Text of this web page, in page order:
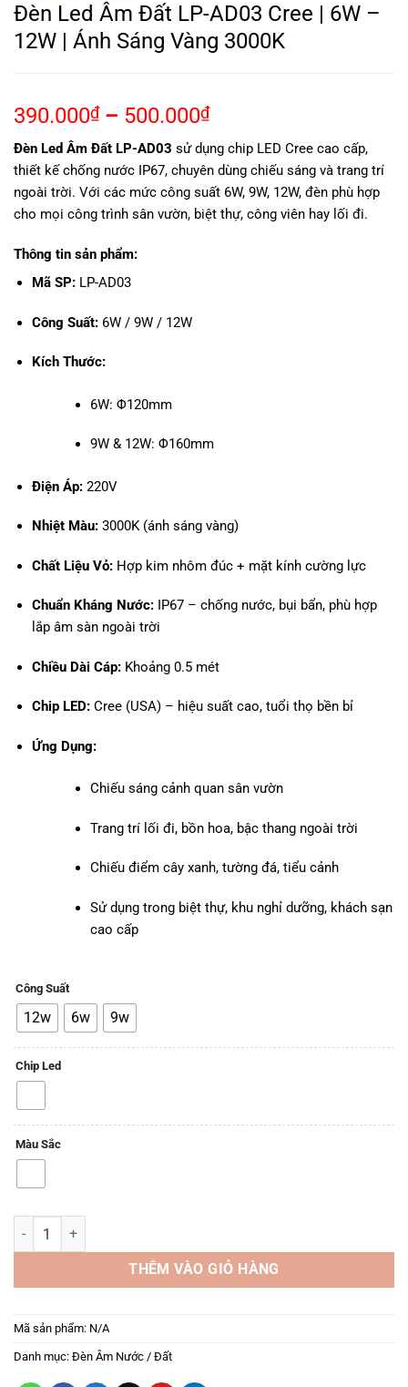
Đèn Led Âm Đất LP-AD03 Cree | 6W –
12W | Ánh Sáng Vàng 3000K
390.000₫– 500.000₫
Đèn Led Âm Đất LP-AD03 sử dụng chip LED Cree cao cấp,
thiết kế chống nước IP67, chuyên dùng chiếu sáng và trang trí
ngoài trời. Với các mức công suất 6W, 9W, 12W, đèn phù hợp
cho mọi công trình sân vườn, biệt thự, công viên hay lối đi.
Thông tin sản phẩm:
Mã SP:LP-AD03
Công Suất:6W / 9W / 12W
Kích Thước:
6W: Φ120mm
9W & 12W: Φ160mm
Điện Áp:220V
Nhiệt Màu:3000K (ánh sáng vàng)
Chất Liệu Vỏ:Hợp kim nhôm đúc + mặt kính cường lực
Chuẩn Kháng Nước:IP67 – chống nước, bụi bẩn, phù hợp
lắp âm sàn ngoài trời
Chiều Dài Cáp:Khoảng 0.5 mét
Chip LED:Cree (USA) – hiệu suất cao, tuổi thọ bền bỉ
Ứng Dụng:
Chiếu sáng cảnh quan sân vườn
Trang trí lối đi, bồn hoa, bậc thang ngoài trời
Chiếu điểm cây xanh, tường đá, tiểu cảnh
Sử dụng trong biệt thự, khu nghỉ dưỡng, khách sạn
cao cấp
Công Suất
12w 6w 9w
Chip Led
Màu Sắc
Đèn Led Âm Đất LP-AD03 Cree | 6W – 12W | Ánh Sáng Vàng 3000K
THÊM VÀO GIỎ HÀNG
Mã sản phẩm: N/A
Danh mục: Đèn Âm Nước / Đất